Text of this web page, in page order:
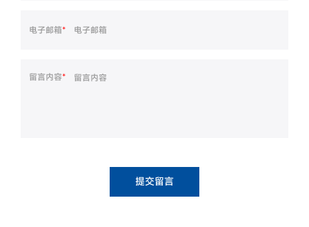
电子邮箱*
留言内容*
提交留言